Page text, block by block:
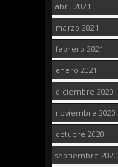
abril 2021
marzo 2021
febrero 2021
enero 2021
diciembre 2020
noviembre 2020
octubre 2020
septiembre 2020